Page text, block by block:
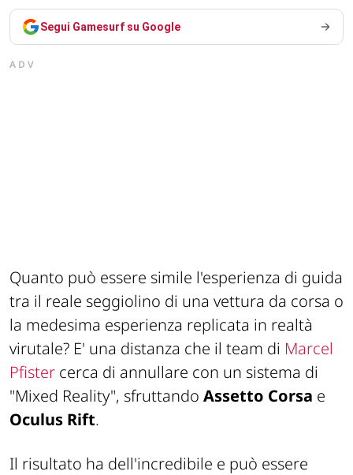
Segui Gamesurf su Google
ADV
Quanto può essere simile l'esperienza di guida
tra il reale seggiolino di una vettura da corsa o
la medesima esperienza replicata in realtà
virutale? E' una distanza che il team di Marcel
Pfister cerca di annullare con un sistema di
"Mixed Reality", sfruttando Assetto Corsa e
Oculus Rift.
Il risultato ha dell'incredibile e può essere